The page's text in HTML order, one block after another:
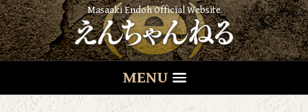
Masaaki Endoh Official Website
MENU